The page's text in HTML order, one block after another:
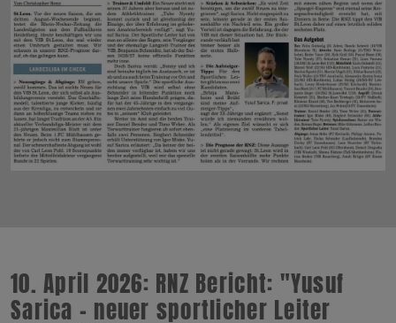
10. April 2026: RNZ Bericht: "Yusuf
Sarica - neuer sportlicher Leiter